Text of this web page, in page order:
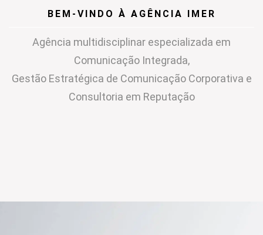
BEM-VINDO À AGÊNCIA IMER
Agência multidisciplinar especializada em
Comunicação Integrada,
Gestão Estratégica de Comunicação Corporativa e
Consultoria em Reputação